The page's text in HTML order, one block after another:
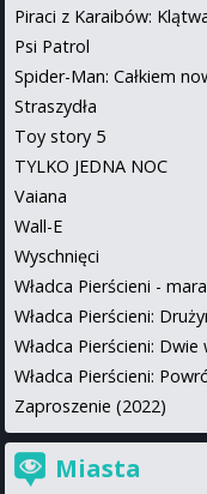
Piraci z Karaibów:
Psi Patrol
Spider-Man: Całkiem
Straszydła
Toy story 5
TYLKO JEDNA NOC
Vaiana
Wall-E
Wyschnięci
Władca Pierścieni -
Władca Pierścieni:
Władca Pierścieni:
Władca Pierścieni:
Zaproszenie (2022)
Miasta